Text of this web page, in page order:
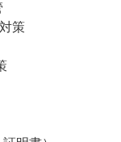
策